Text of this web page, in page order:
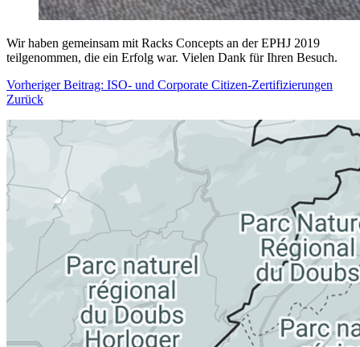
Wir haben gemeinsam mit Racks Concepts an der EPHJ 2019
teilgenommen, die ein Erfolg war. Vielen Dank für Ihren Besuch.
Vorheriger Beitrag: ISO- und Corporate Citizen-Zertifizierungen
Zurück